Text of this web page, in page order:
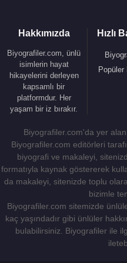
2019 - La dea
Filmi)
2019 - Venetika (Kısa
2018 -Napoli'nin Sırrı
2017 -
İstanbul Kırmızısı
2014 - Kemerlerinizi
2012 - Şahane
(Sinema Filmi)
2010 - Serseri
Filmi)
2008 - Mükemmel Bir
(Sinema Filmi)
2007 - Bir Ömür Yetmez -
Hakkımızda
Biyografiler.com, ünlü
isimlerin hayat
hikayelerini derleyen
kapsamlı bir
platformdur. Her
yaşam bir iz bırakır.
Hızlı
Popüler
Biyografiler.com'da yer
Biyografiler.com editörleri
biyografi ve makaleyi,
formatıyla kaynak göstererek
da makaleyi, sitenizde toplu
bizimle
Biyografiler.com sitemizde
kaç yaşındadır gibi ünlüler
bulabilirsiniz. Biyografiler ile